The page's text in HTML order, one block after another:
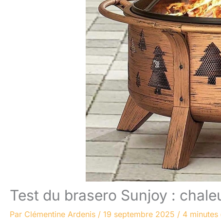
Test du brasero Sunjoy :
Par Clémentine Ardenis / 19 septembre 2025 / 4